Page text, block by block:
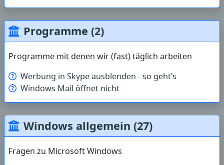
Programme (2)
Programme mit denen wir (fast) täglich arbeiten
Werbung in Skype ausblenden - so geht’s
Windows Mail öffnet nicht
Windows allgemein (27)
Fragen zu Microsoft Windows